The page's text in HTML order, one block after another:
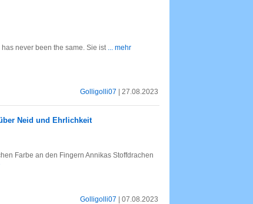
never been the same. Sie ist ... mehr
Golligolli07 | 27.08.2023
Neid und Ehrlichkeit
Farbe an den Fingern Annikas Stoffdrachen
Golligolli07 | 07.08.2023